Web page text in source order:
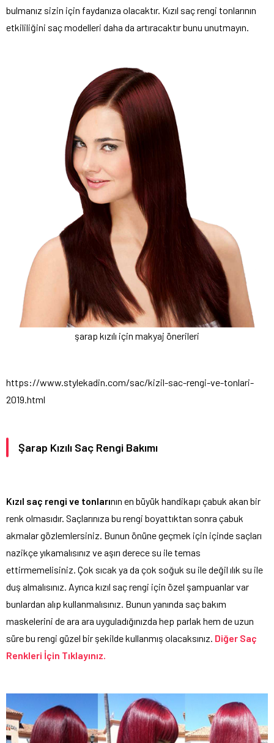
bulmanız sizin için faydanıza olacaktır. Kızıl saç rengi tonlarının
etkililiğini saç modelleri daha da artıracaktır bunu unutmayın.
şarap kızılı için makyaj önerileri
https://www.stylekadin.com/sac/kizil-sac-rengi-ve-tonlari-
2019.html
Şarap Kızılı Saç Rengi Bakımı
Kızıl saç rengi ve tonlarının en büyük handikapı çabuk akan bir
renk olmasıdır. Saçlarınıza bu rengi boyattıktan sonra çabuk
akmalar gözlemlersiniz. Bunun önüne geçmek için içinde saçları
nazikçe yıkamalısınız ve aşırı derece su ile temas
ettirmemelisiniz. Çok sıcak ya da çok soğuk su ile değil ılık su ile
duş almalısınız. Ayrıca kızıl saç rengi için özel şampuanlar var
bunlardan alıp kullanmalısınız. Bunun yanında saç bakım
maskelerini de ara ara uyguladığınızda hep parlak hem de uzun
süre bu rengi güzel bir şekilde kullanmış olacaksınız. Diğer Saç
Renkleri İçin Tıklayınız.